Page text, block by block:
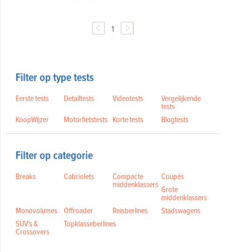
1
Filter op type tests
Eerste tests Detailtests Videotests Vergelijkende
tests
KoopWijzer
Motorfietstests Korte tests Blogtests
Filter op categorie
Breaks Cabriolets Compacte
middenklassers
Coupés
Grote
middenklassers
Monovolumes
Offroader Reisberlines
Stadswagens
SUV's &
Crossovers
Topklasseberlines